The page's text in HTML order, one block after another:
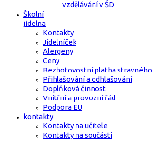
vzdělávání v ŠD
Školní
jídelna
Kontakty
Jídelníček
Alergeny
Ceny
Bezhotovostní platba stravného
Přihlašování a odhlašování
Doplňková činnost
Vnitřní a provozní řád
Podpora EU
kontakty
Kontakty na učitele
Kontakty na součásti